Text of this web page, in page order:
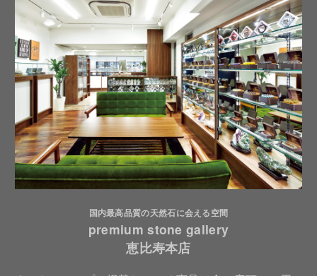
国内最高品質の天然石に会える空間
premium stone gallery
恵比寿本店